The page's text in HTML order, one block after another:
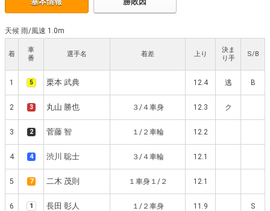
天候 雨/風速 1.0m
着
車
番
選手名 着差 上り
決ま
り手
S/B
1 5 栗本 武典 12.4 逃 B
2 3 丸山 勝也 ３/４車身 12.3 ク
3 2 菅藤 智 １/２車輪 12.2
4 4 渋川 聡士 ３/４車輪 12.1
5 7 二木 茂則 １車身１/２ 12.1
6 1 長田 彰人 １/２車身 11.9 S